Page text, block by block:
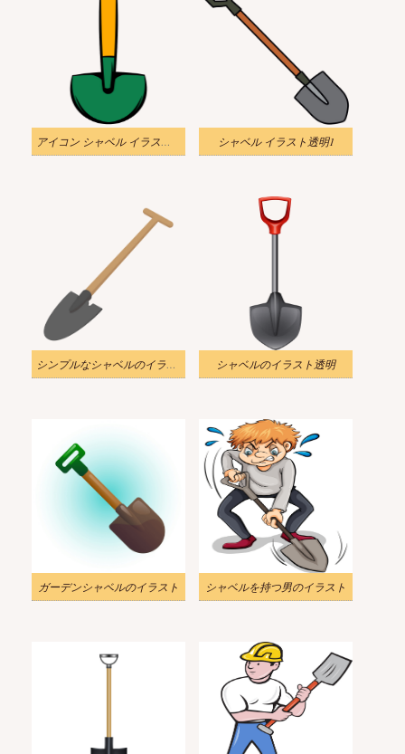
アイコン シャベル イラスト透明2 シャベル イラスト透明1
シンプルなシャベルのイラスト透明 シャベルのイラスト透明
ガーデンシャベルのイラスト シャベルを持つ男のイラスト